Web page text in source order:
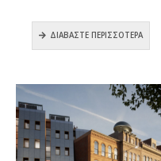
0out of 5
ΔΙΑΒΆΣΤΕ ΠΕΡΙΣΣΌΤΕΡΑ